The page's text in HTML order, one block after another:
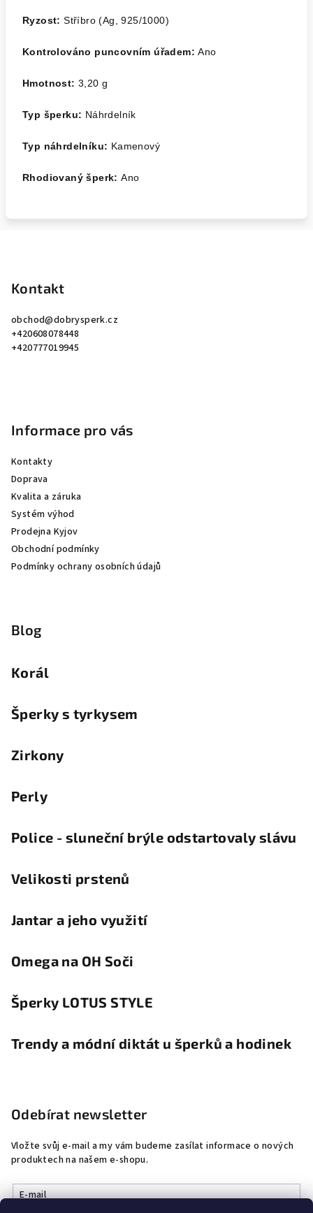
Ryzost:Stříbro (Ag, 925/1000)
Kontrolováno puncovním úřadem:Ano
Hmotnost: 3,20 g
Typ šperku: Náhrdelník
Typ náhrdelníku: Kamenový
Rhodiovaný šperk:Ano
Kontakt
obchod@dobrysperk.cz
+420608078448
+420777019945
Informace pro vás
Kontakty
Doprava
Kvalita a záruka
Systém výhod
Prodejna Kyjov
Obchodní podmínky
Podmínky ochrany osobních údajů
Blog
Korál
Šperky s tyrkysem
Zirkony
Perly
Police - sluneční brýle odstartovaly slávu
Velikosti prstenů
Jantar a jeho využití
Omega na OH Soči
Šperky LOTUS STYLE
Trendy a módní diktát u šperků a hodinek
Odebírat newsletter
Vložte svůj e-mail a my vám budeme zasílat informace o nových
produktech na našem e-shopu.
E-mail